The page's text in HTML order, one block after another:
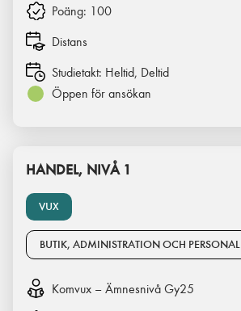
Poäng: 100
Distans
Studietakt: Heltid, Deltid
Öppen för ansökan
VUX
HANDEL, NIVÅ 1
BUTIK, ADMINISTRATION OCH PERSONAL
Komvux – Ämnesnivå Gy25